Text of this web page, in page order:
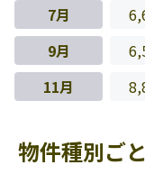
7月
9月
11月
物件種別ご